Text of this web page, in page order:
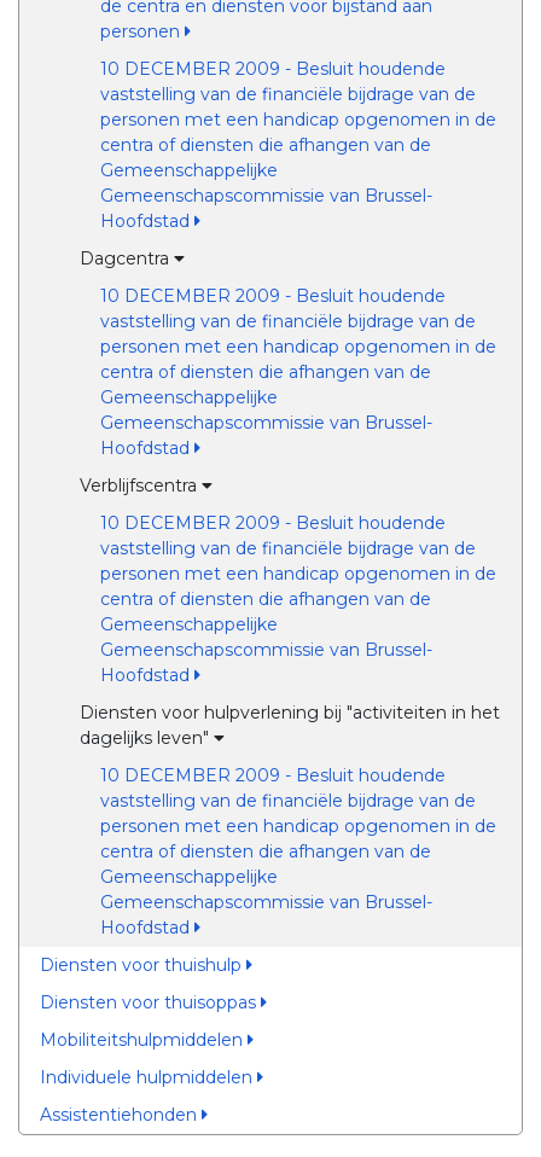
de centra en diensten voor bijstand aan
personen
10 DECEMBER 2009 - Besluit houdende
vaststelling van de financiële bijdrage van de
personen met een handicap opgenomen in de
centra of diensten die afhangen van de
Gemeenschappelijke
Gemeenschapscommissie van Brussel-
Hoofdstad
Dagcentra
10 DECEMBER 2009 - Besluit houdende
vaststelling van de financiële bijdrage van de
personen met een handicap opgenomen in de
centra of diensten die afhangen van de
Gemeenschappelijke
Gemeenschapscommissie van Brussel-
Hoofdstad
Verblijfscentra
10 DECEMBER 2009 - Besluit houdende
vaststelling van de financiële bijdrage van de
personen met een handicap opgenomen in de
centra of diensten die afhangen van de
Gemeenschappelijke
Gemeenschapscommissie van Brussel-
Hoofdstad
Diensten voor hulpverlening bij "activiteiten in het
dagelijks leven"
10 DECEMBER 2009 - Besluit houdende
vaststelling van de financiële bijdrage van de
personen met een handicap opgenomen in de
centra of diensten die afhangen van de
Gemeenschappelijke
Gemeenschapscommissie van Brussel-
Hoofdstad
Diensten voor thuishulp
Diensten voor thuisoppas
Mobiliteitshulpmiddelen
Individuele hulpmiddelen
Assistentiehonden